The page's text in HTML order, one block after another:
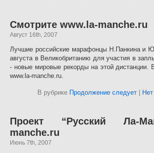
Смотрите www.la-manche.ru
Август 16th, 2007
Лучшие российские марафонцы Н.Панкина и
августа в Великобританию для участия в
- новые мировые рекорды на этой дистанции.
www.la-manche.ru.
В рубрике Продолжение следует
Проект “Русский Ла-
manche.ru
Июнь 7th, 2007